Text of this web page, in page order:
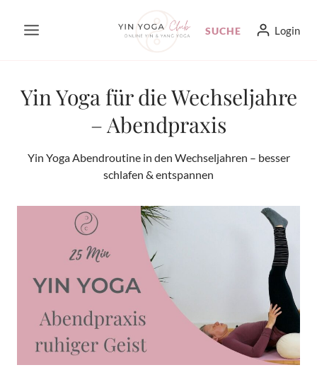
Inhalt
SUCHE Login
Yin Yoga für die Wechseljahre
– Abendpraxis
Yin Yoga Abendroutine in den Wechseljahren – besser
schlafen & entspannen